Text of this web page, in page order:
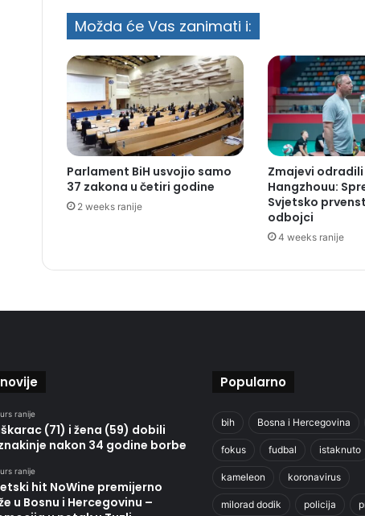
Možda će Vas zanimati i:
Parlament BiH usvojio samo
37 zakona u četiri godine
2 weeks ranije
Zmajevi
Hangzhouu:
Svjetsko
odbojci
4 weeks ranije
ranije
(71) i žena (59) dobili
nakon 34 godine borbe
ranije
hit NoWine premijerno
u Bosnu i Hercegovinu –
Popularno
bih Bosna i Hercegovina
fokus fudbal istaknuto
kameleon koronavirus
milorad dodik policija